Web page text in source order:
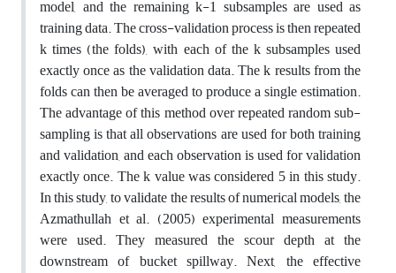
model, and the remaining k-1 subsamples are used as
training data. The cross-validation process is then repeated
k times (the folds), with each of the k subsamples used
exactly once as the validation data. The k results from the
folds can then be averaged to produce a single estimation.
The advantage of this method over repeated random sub-
sampling is that all observations are used for both training
and validation, and each observation is used for validation
exactly once. The k value was considered 5 in this study.
In this study, to validate the results of numerical models, the
Azmathullah et al. (2005) experimental measurements
were used. They measured the scour depth at the
downstream of bucket spillway. Next, the effective